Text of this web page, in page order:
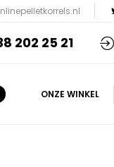
202 25 21
ONZE WINKEL